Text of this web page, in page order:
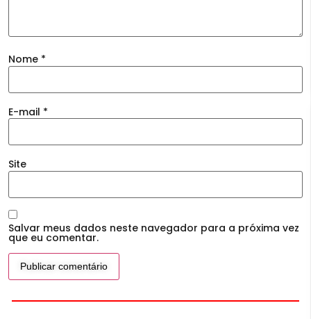
Nome *
E-mail *
Site
Salvar meus dados neste navegador para a próxima vez
que eu comentar.